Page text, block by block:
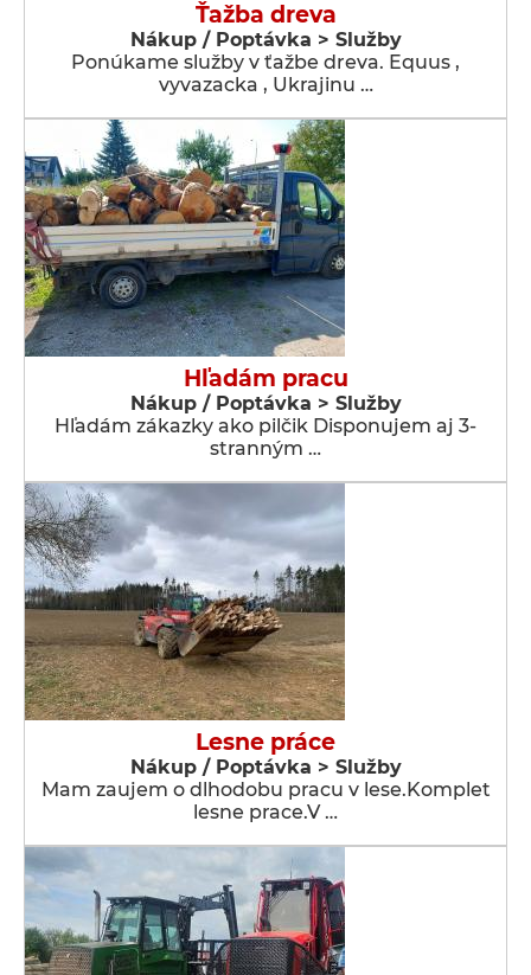
Ťažba dreva
Nákup / Poptávka > Služby
Ponúkame služby v ťažbe dreva. Equus ,
vyvazacka , Ukrajinu …
Hľadám pracu
Nákup / Poptávka > Služby
Hľadám zákazky ako pilčik Disponujem aj 3-
stranným …
Lesne práce
Nákup / Poptávka > Služby
Mam zaujem o dlhodobu pracu v lese.Komplet
lesne prace.V …